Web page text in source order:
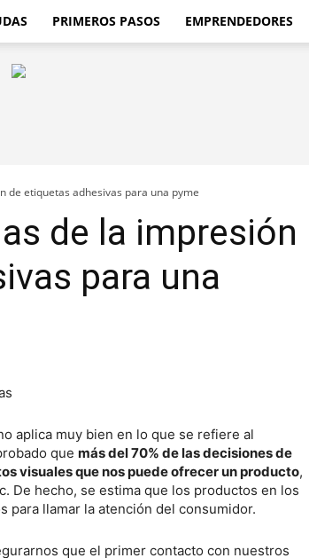
PRIMEROS PASOS EMPRENDEDORES
de etiquetas adhesivas para una pyme
de la impresión
para una
aplica muy bien en lo que se refiere al
que más del 70% de las decisiones de
visuales que nos puede ofrecer un producto,
De hecho, se estima que los productos en los
para llamar la atención del consumidor.
que el primer contacto con nuestros